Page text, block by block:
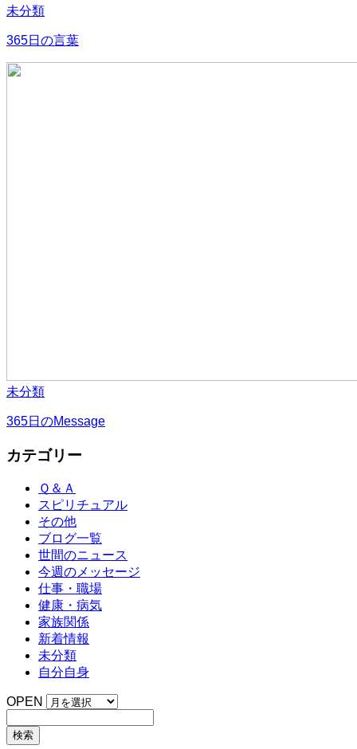
未分類
365日の言葉
未分類
365日のMessage
カテゴリー
Ｑ＆Ａ
スピリチュアル
その他
ブログ一覧
世間のニュース
今週のメッセージ
仕事・職場
健康・病気
家族関係
新着情報
未分類
自分自身
OPEN